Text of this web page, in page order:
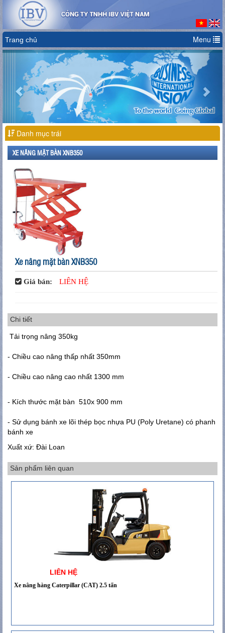
Trang chủ Menu
Previous
Danh mục trái
XE NÂNG MẶT BÀN XNB350
Xe nâng mặt bàn XNB350
Giá bán: LIÊN HỆ
Chi tiết
Tải trọng nâng 350kg
- Chiều cao nâng thấp nhất 350mm
- Chiều cao nâng cao nhất 1300 mm
- Kích thước mặt bàn 510x 900 mm
- Sử dụng bánh xe lõi thép bọc nhựa PU (Poly Uretane) có phanh
bánh xe
Xuất xứ: Đài Loan
Sản phẩm liên quan
LIÊN HỆ
Xe nâng hàng Caterpillar (CAT) 2.5 tấn